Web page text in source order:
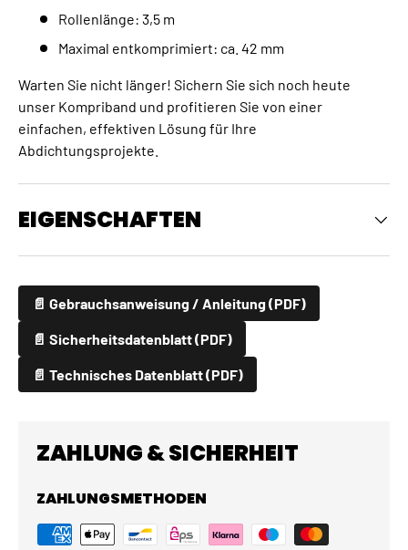
Rollenlänge: 3,5 m
Maximal entkomprimiert: ca. 42 mm
Warten Sie nicht länger! Sichern Sie sich noch heute
unser Kompriband und profitieren Sie von einer
einfachen, effektiven Lösung für Ihre
Abdichtungsprojekte.
EIGENSCHAFTEN
📄 Gebrauchsanweisung / Anleitung (PDF)
📄 Sicherheitsdatenblatt (PDF)
📄 Technisches Datenblatt (PDF)
ZAHLUNG & SICHERHEIT
ZAHLUNGSMETHODEN